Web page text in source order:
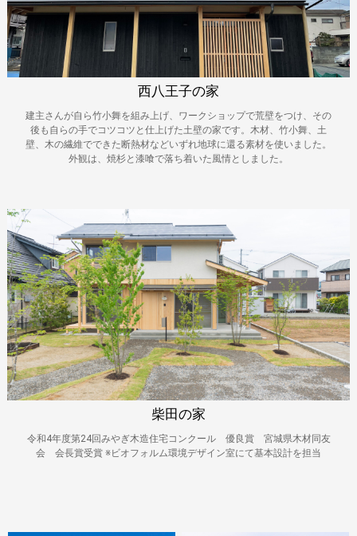
西八王子の家
建主さんが自ら竹小舞を組み上げ、ワークショップで荒壁をつけ、その
後も自らの手でコツコツと仕上げた土壁の家です。木材、竹小舞、土
壁、木の繊維でできた断熱材などいずれ地球に還る素材を使いました。
外観は、焼杉と漆喰で落ち着いた風情としました。
柴田の家
令和4年度第24回みやぎ木造住宅コンクール 優良賞 宮城県木材同友
会 会長賞受賞 ※ビオフォルム環境デザイン室にて基本設計を担当